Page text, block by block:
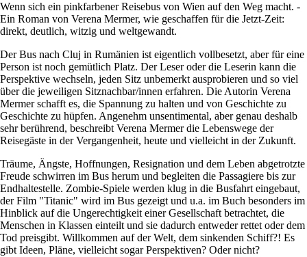
Wenn sich ein pinkfarbener Reisebus von Wien auf den Weg macht. -
Ein Roman von Verena Mermer, wie geschaffen für die Jetzt-Zeit:
direkt, deutlich, witzig und weltgewandt.
Der Bus nach Cluj in Rumänien ist eigentlich vollbesetzt, aber für eine
Person ist noch gemütlich Platz. Der Leser oder die Leserin kann die
Perspektive wechseln, jeden Sitz unbemerkt ausprobieren und so viel
über die jeweiligen Sitznachbar/innen erfahren. Die Autorin Verena
Mermer schafft es, die Spannung zu halten und von Geschichte zu
Geschichte zu hüpfen. Angenehm unsentimental, aber genau deshalb
sehr berührend, beschreibt Verena Mermer die Lebenswege der
Reisegäste in der Vergangenheit, heute und vielleicht in der Zukunft.
Träume, Ängste, Hoffnungen, Resignation und dem Leben abgetrotzte
Freude schwirren im Bus herum und begleiten die Passagiere bis zur
Endhaltestelle. Zombie-Spiele werden klug in die Busfahrt eingebaut,
der Film "Titanic" wird im Bus gezeigt und u.a. im Buch besonders im
Hinblick auf die Ungerechtigkeit einer Gesellschaft betrachtet, die
Menschen in Klassen einteilt und sie dadurch entweder rettet oder dem
Tod preisgibt. Willkommen auf der Welt, dem sinkenden Schiff?! Es
gibt Ideen, Pläne, vielleicht sogar Perspektiven? Oder nicht?